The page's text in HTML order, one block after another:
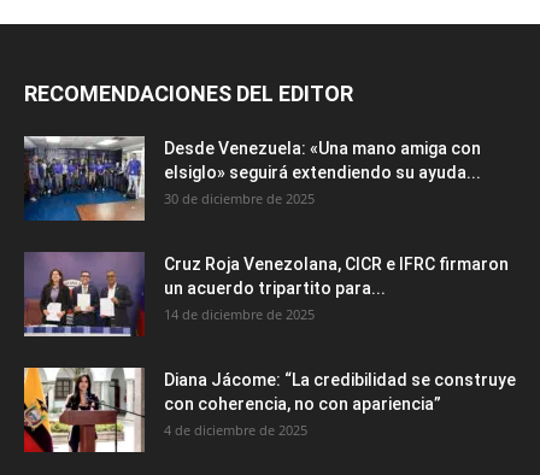
RECOMENDACIONES DEL EDITOR
Desde Venezuela: «Una mano amiga con
elsiglo» seguirá extendiendo su ayuda...
30 de diciembre de 2025
Cruz Roja Venezolana, CICR e IFRC firmaron
un acuerdo tripartito para...
14 de diciembre de 2025
Diana Jácome: “La credibilidad se construye
con coherencia, no con apariencia”
4 de diciembre de 2025